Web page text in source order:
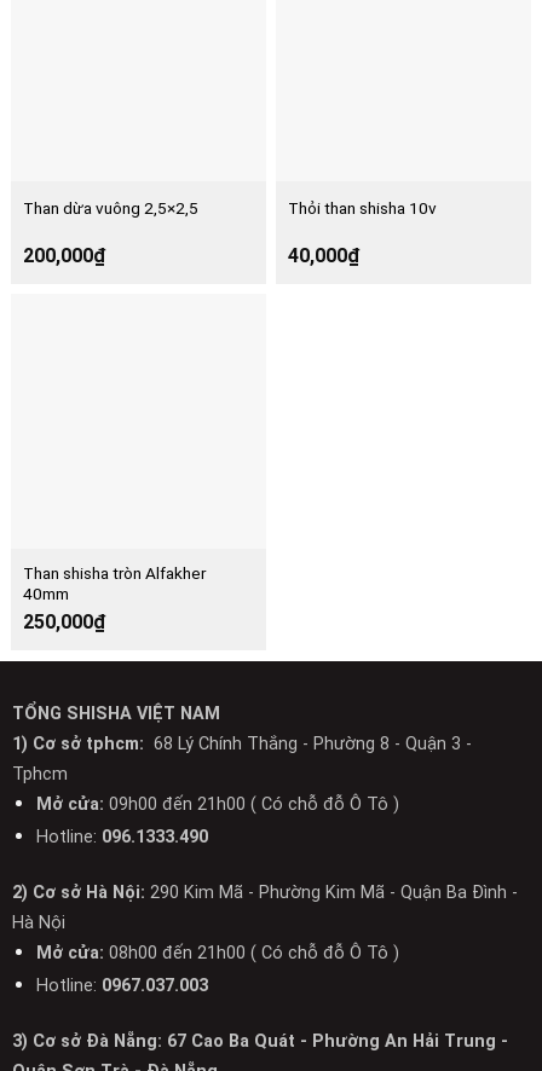
Than dừa vuông 2,5×2,5
200,000₫
Thỏi than shisha 10v
40,000₫
Than shisha tròn Alfakher
40mm
250,000₫
TỔNG SHISHA VIỆT NAM
1) Cơ sở tphcm: 68 Lý Chính Thắng - Phường 8 - Quận 3 -
Tphcm
Mở cửa: 09h00 đến 21h00 ( Có chỗ đỗ Ô Tô )
Hotline: 096.1333.490
2) Cơ sở Hà Nội: 290 Kim Mã - Phường Kim Mã - Quận Ba Đình -
Hà Nội
Mở cửa: 08h00 đến 21h00 ( Có chỗ đỗ Ô Tô )
Hotline: 0967.037.003
3) Cơ sở Đà Nẵng: 67 Cao Ba Quát - Phường An Hải Trung -